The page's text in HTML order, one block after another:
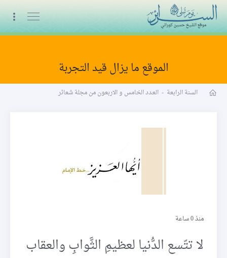
البث المباشر
الموقع ما يزال قيد التجربة
السنة الرابعة - العـدد الخامس و الاربعون من مجلة شعائر
منذ 0 ساعة
لا تتّسع الدُّنيا لعظيمِ الثَّوابِ والعقاب